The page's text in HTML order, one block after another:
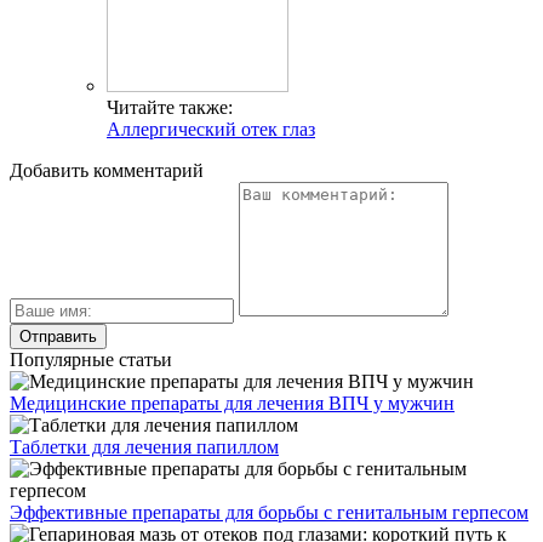
Читайте также:
Аллергический отек глаз
Добавить комментарий
Популярные статьи
Медицинские препараты для лечения ВПЧ у мужчин
Таблетки для лечения папиллом
Эффективные препараты для борьбы с генитальным герпесом